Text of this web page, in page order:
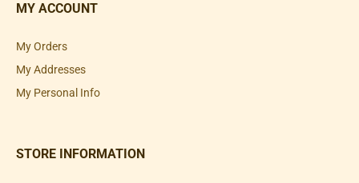
MY ACCOUNT
My Orders
My Addresses
My Personal Info
STORE INFORMATION